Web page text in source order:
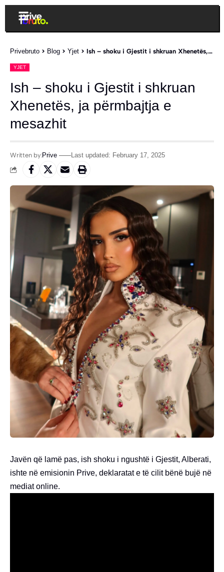
Privebruto > Blog > Yjet > Ish – shoku i Gjestit i shkruan Xhenetës, ja përmbajtja e mesazhit
YJET
Ish – shoku i Gjestit i shkruan
Xhenetës, ja përmbajtja e
mesazhit
Written by:Prive Last updated: February 17, 2025
Javën që lamë pas, ish shoku i ngushtë i Gjestit, Alberati,
ishte në emisionin Prive, deklaratat e të cilit bënë bujë në
mediat online.